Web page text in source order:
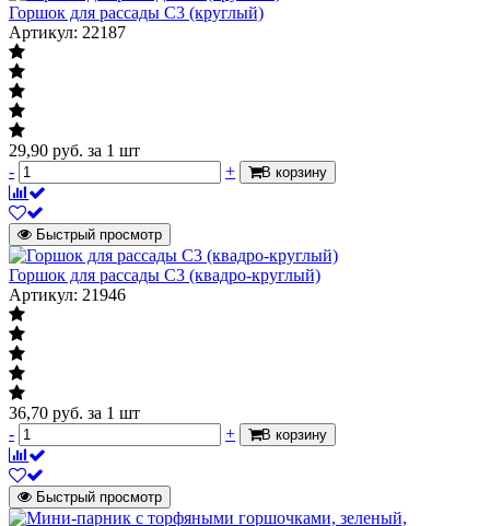
Горшок для рассады С3 (круглый)
Артикул: 22187
29,90 руб. за 1 шт
-
+ В корзину
Быстрый просмотр
Горшок для рассады С3 (квадро-круглый)
Артикул: 21946
36,70 руб. за 1 шт
-
+ В корзину
Быстрый просмотр